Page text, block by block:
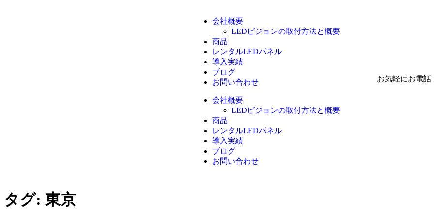
会社概要
LEDビジョンの取付方法と概要
商品
レンタルLEDパネル
導入実績
ブログ
お問い合わせ
会社概要
LEDビジョンの取付方法と概要
商品
レンタルLEDパネル
導入実績
ブログ
お問い合わせ
お気軽にお電話
タグ: 東京